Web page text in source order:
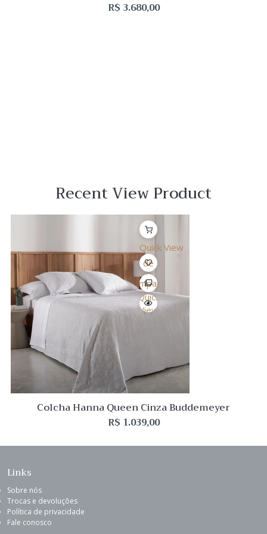
R$3.680,00
Recent View Product
Quick View
Lista
de
Desejo
Comparar
Quick
View
Colcha Hanna Queen Cinza Buddemeyer
R$ 1.039,00
Links
Sobre nós
Trocas e devoluções
Política de privacidade
Fale conosco